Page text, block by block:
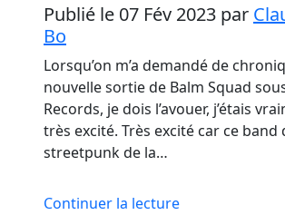
Publié le 07 Fév 2023 par
Bo
Lorsqu’on m’a demandé de
nouvelle sortie de Balm Squad
Records, je dois l’avouer, j’étais
très excité. Très excité car ce band
streetpunk de la…
Continuer la lecture